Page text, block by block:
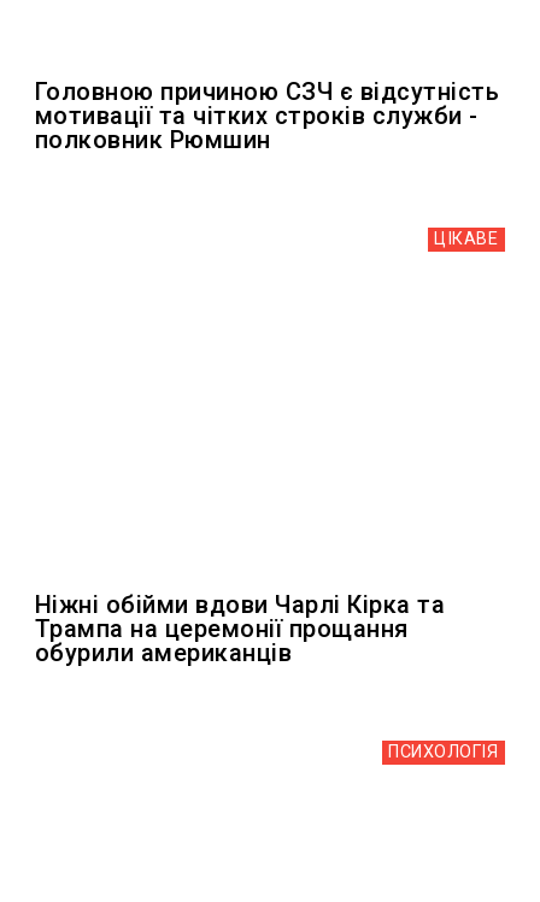
Головною причиною СЗЧ є відсутність
мотивації та чітких строків служби -
полковник Рюмшин
ЦІКАВЕ
Ніжні обійми вдови Чарлі Кірка та
Трампа на церемонії прощання
обурили американців
ПСИХОЛОГІЯ